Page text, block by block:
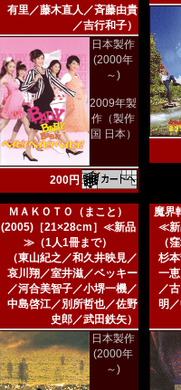
有里／藤木直人／斉藤由貴
／吉行和子）
日本製作
(2000年
～)
2009年製
作（製作
国 日本）
200円
ＭＡＫＯＴＯ（まこと）
(2005)［21×28cm］≪新品
≫（1人1冊まで）
（東山紀之／和久井映見／
哀川翔／室井滋／ベッキー
／河合美智子／小堺一機／
中島啓江／別所哲也／佐野
史郎／武田鉄矢）
日本製作
(2000年
～)
魔界
≪新
（
杉
一
／
明